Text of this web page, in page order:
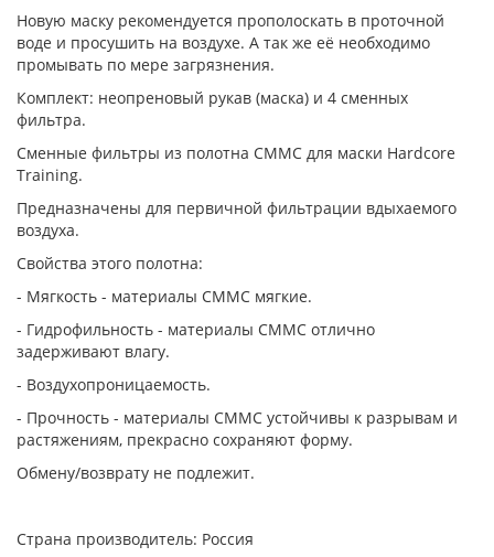
Новую маску рекомендуется прополоскать в проточной
воде и просушить на воздухе. А так же её необходимо
промывать по мере загрязнения.
Комплект: неопреновый рукав (маска) и 4 сменных
фильтра.
Сменные фильтры из полотна СММС для маски Hardcore
Training.
Предназначены для первичной фильтрации вдыхаемого
воздуха.
Свойства этого полотна:
- Мягкость - материалы СММС мягкие.
- Гидрофильность - материалы СММС отлично
задерживают влагу.
- Воздухопроницаемость.
- Прочность - материалы СММС устойчивы к разрывам и
растяжениям, прекрасно сохраняют форму.
Обмену/возврату не подлежит.
Страна производитель: Россия